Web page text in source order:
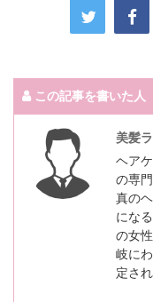
この記事を書いた人
美髪
ヘア
の専
真の
にな
の女
岐に
定さ